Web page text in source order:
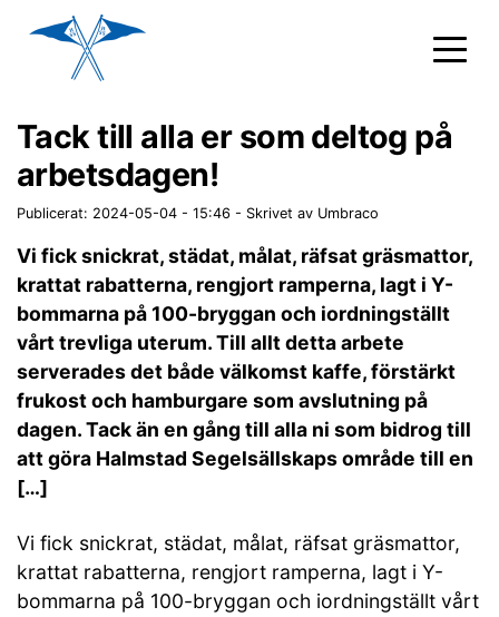
Tack till alla er som deltog på
arbetsdagen!
Publicerat: 2024-05-04 - 15:46 - Skrivet av Umbraco
Vi fick snickrat, städat, målat, räfsat gräsmattor,
krattat rabatterna, rengjort ramperna, lagt i Y-
bommarna på 100-bryggan och iordningställt
vårt trevliga uterum. Till allt detta arbete
serverades det både välkomst kaffe, förstärkt
frukost och hamburgare som avslutning på
dagen. Tack än en gång till alla ni som bidrog till
att göra Halmstad Segelsällskaps område till en
[…]
Vi fick snickrat, städat, målat, räfsat gräsmattor,
krattat rabatterna, rengjort ramperna, lagt i Y-
bommarna på 100-bryggan och iordningställt vårt